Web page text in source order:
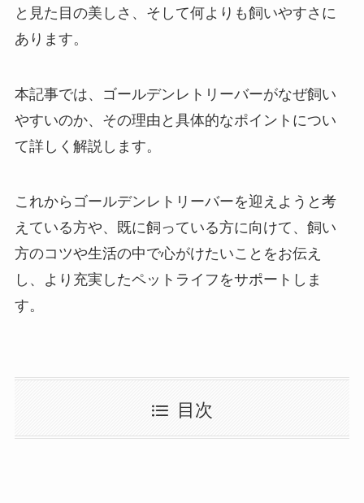
と見た目の美しさ、そして何よりも飼いやすさに
あります。
本記事では、ゴールデンレトリーバーがなぜ飼い
やすいのか、その理由と具体的なポイントについ
て詳しく解説します。
これからゴールデンレトリーバーを迎えようと考
えている方や、既に飼っている方に向けて、飼い
方のコツや生活の中で心がけたいことをお伝え
し、より充実したペットライフをサポートしま
す。
目次